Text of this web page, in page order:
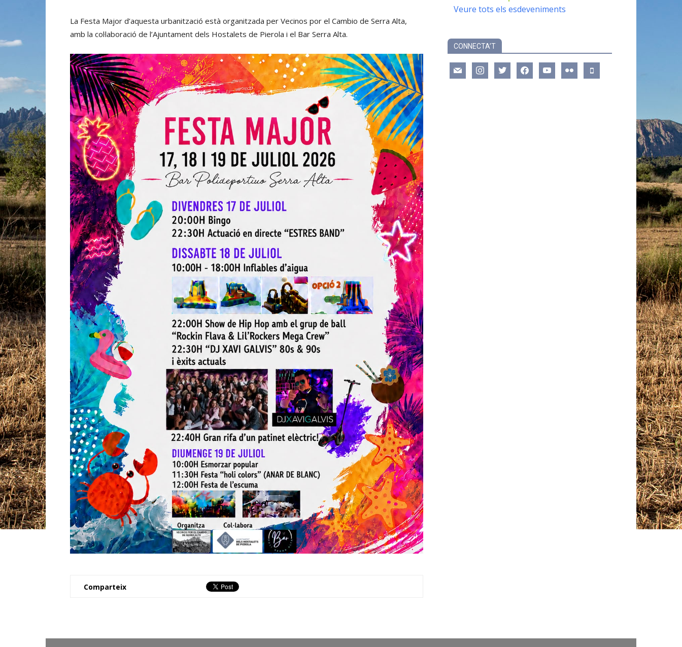
La Festa Major d’aquesta urbanització està organitzada per Vecinos por el Cambio de Serra Alta,
amb la col·laboració de l’Ajuntament dels Hostalets de Pierola i el Bar Serra Alta.
Comparteix
Veure tots els esdeveniments
CONNECTA’T
mail instagramtwitter facebookyoutube flickr mobile